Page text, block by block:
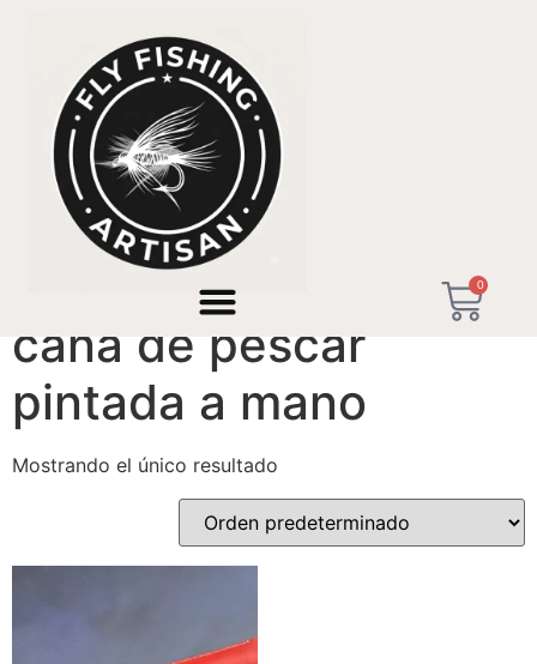
0
/ Productos etiquetados “caña de pescar pintada
caña de pescar
pintada a mano
Mostrando el único resultado